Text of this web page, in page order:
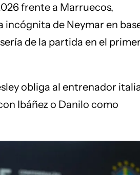
frente a Marruecos,
de Neymar en
de la partida en el primer
obliga al entrenador
Ibáñez o Danilo como